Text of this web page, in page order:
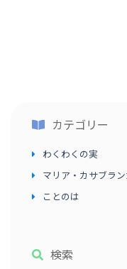
カテゴリー
わくわくの実
マリア・カサブラン
ことのは
検索